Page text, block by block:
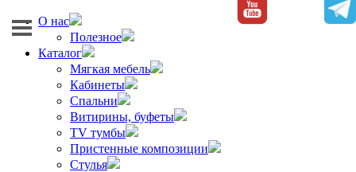
О нас
Полезное
Каталог
Мягкая мебель
Кабинеты
Спальни
Витирины, буфеты
TV тумбы
Пристенные композиции
Стулья